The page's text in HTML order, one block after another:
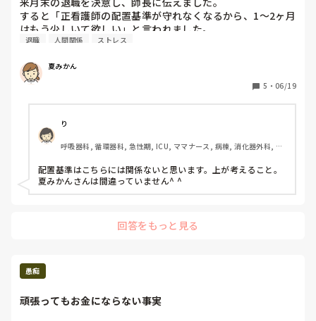
すると「正看護師の配置基準が守れなくなるから、1〜2ヶ月
はもう少しいて欲しい」と言われました。
基本会社都合の退職延期はできないはずだと、自分の中では
可能なら6月末で辞めようと思っていたのですが、規則に基
づき1ヶ月後の7月末でと伝えたのですが、そんなこと言われ
るならもっと早い時期交渉をすれば良かったのかなと思って
しまいました。
退職 人間関係 ストレス
夏みかん
5 ・ 06/19
り
呼吸器科, 循環器科, 急性期, ICU, ママナース, 病棟, 消化器外科, 一
配置基準はこちらには関係ないと思います。上が考えること。
夏みかんさんは間違っていません^ ^
回答をもっと見る
愚痴
頑張ってもお金にならない事実